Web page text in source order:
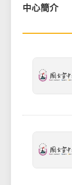
中心簡介